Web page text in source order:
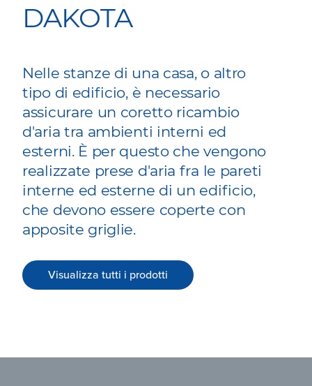
DAKOTA
Nelle stanze di una casa, o altro
tipo di edificio, è necessario
assicurare un coretto ricambio
d'aria tra ambienti interni ed
esterni. È per questo che vengono
realizzate prese d'aria fra le pareti
interne ed esterne di un edificio,
che devono essere coperte con
apposite griglie.
Visualizza tutti i prodotti